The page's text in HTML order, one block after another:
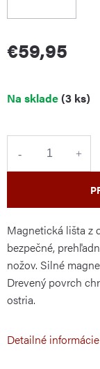
€59,95
Jednotková
cena:
Na sklade(3 ks)
Magnetická lišta z
bezpečné,
nožov. Silné
Drevený povrch
ostria.
Detailné informácie